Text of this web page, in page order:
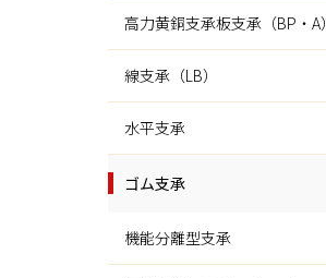
車室
ゴミ焼却
火格子
プレス機械
プレス機械
高力黄銅支承板支承（BP・A）
線支承（LB）
水平支承
ゴム支承
機能分離型支承